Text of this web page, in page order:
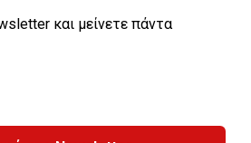
και μείνετε πάντα